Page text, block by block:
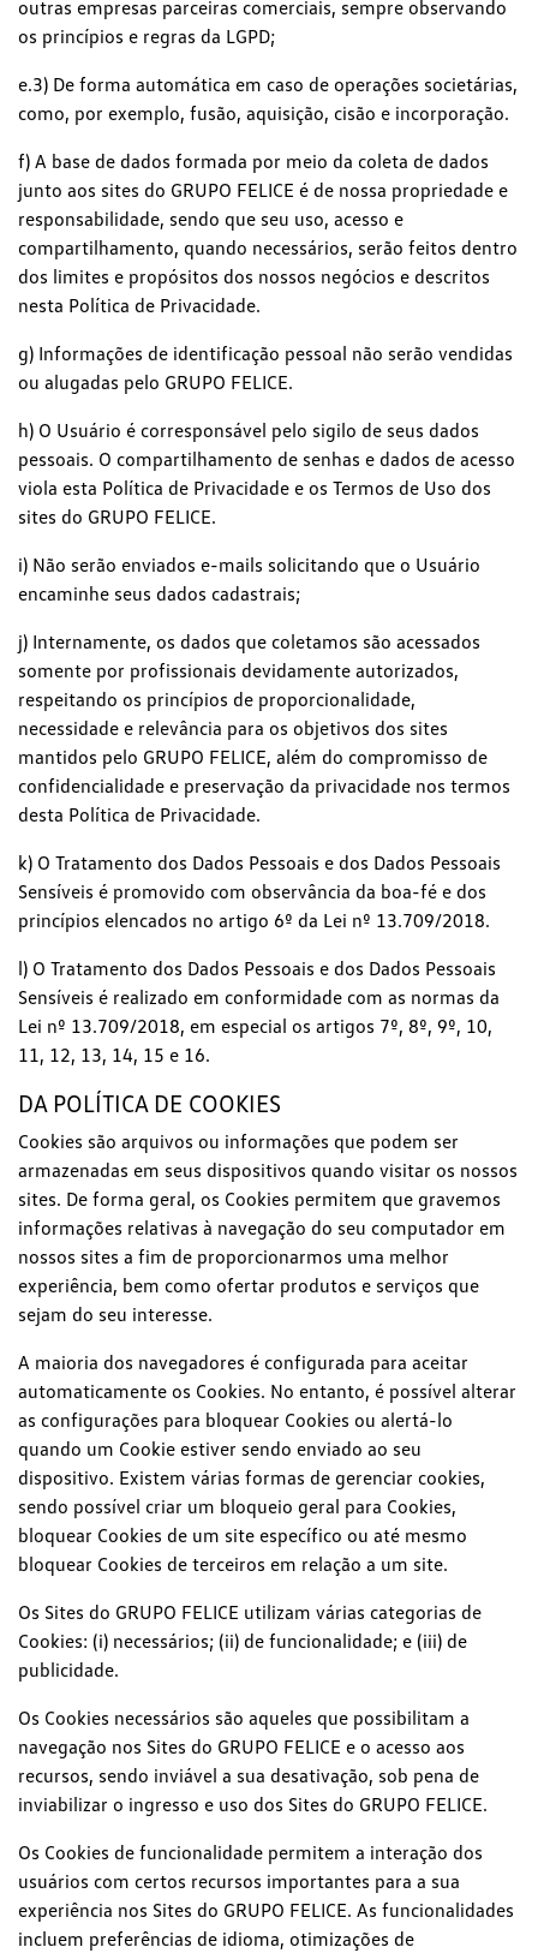
outras empresas parceiras comerciais, sempre observando
os princípios e regras da LGPD;
e.3) De forma automática em caso de operações societárias,
como, por exemplo, fusão, aquisição, cisão e incorporação.
f) A base de dados formada por meio da coleta de dados
junto aos sites do GRUPO FELICE é de nossa propriedade e
responsabilidade, sendo que seu uso, acesso e
compartilhamento, quando necessários, serão feitos dentro
dos limites e propósitos dos nossos negócios e descritos
nesta Política de Privacidade.
g) Informações de identificação pessoal não serão vendidas
ou alugadas pelo GRUPO FELICE.
h) O Usuário é corresponsável pelo sigilo de seus dados
pessoais. O compartilhamento de senhas e dados de acesso
viola esta Política de Privacidade e os Termos de Uso dos
sites do GRUPO FELICE.
i) Não serão enviados e-mails solicitando que o Usuário
encaminhe seus dados cadastrais;
j) Internamente, os dados que coletamos são acessados
somente por profissionais devidamente autorizados,
respeitando os princípios de proporcionalidade,
necessidade e relevância para os objetivos dos sites
mantidos pelo GRUPO FELICE, além do compromisso de
confidencialidade e preservação da privacidade nos termos
desta Política de Privacidade.
k) O Tratamento dos Dados Pessoais e dos Dados Pessoais
Sensíveis é promovido com observância da boa-fé e dos
princípios elencados no artigo 6º da Lei nº 13.709/2018.
l) O Tratamento dos Dados Pessoais e dos Dados Pessoais
Sensíveis é realizado em conformidade com as normas da
Lei nº 13.709/2018, em especial os artigos 7º, 8º, 9º, 10,
11, 12, 13, 14, 15 e 16.
DA POLÍTICA DE COOKIES
Cookies são arquivos ou informações que podem ser
armazenadas em seus dispositivos quando visitar os nossos
sites. De forma geral, os Cookies permitem que gravemos
informações relativas à navegação do seu computador em
nossos sites a fim de proporcionarmos uma melhor
experiência, bem como ofertar produtos e serviços que
sejam do seu interesse.
A maioria dos navegadores é configurada para aceitar
automaticamente os Cookies. No entanto, é possível alterar
as configurações para bloquear Cookies ou alertá-lo
quando um Cookie estiver sendo enviado ao seu
dispositivo. Existem várias formas de gerenciar cookies,
sendo possível criar um bloqueio geral para Cookies,
bloquear Cookies de um site específico ou até mesmo
bloquear Cookies de terceiros em relação a um site.
Os Sites do GRUPO FELICE utilizam várias categorias de
Cookies: (i) necessários; (ii) de funcionalidade; e (iii) de
publicidade.
Os Cookies necessários são aqueles que possibilitam a
navegação nos Sites do GRUPO FELICE e o acesso aos
recursos, sendo inviável a sua desativação, sob pena de
inviabilizar o ingresso e uso dos Sites do GRUPO FELICE.
Os Cookies de funcionalidade permitem a interação dos
usuários com certos recursos importantes para a sua
experiência nos Sites do GRUPO FELICE. As funcionalidades
incluem preferências de idioma, otimizações de